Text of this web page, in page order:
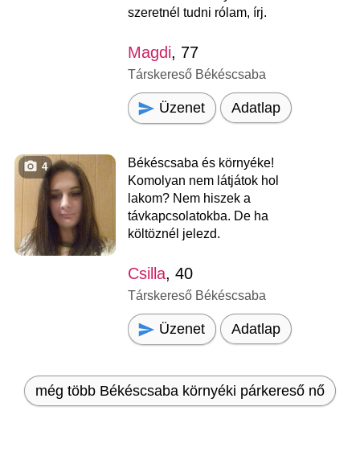
szeretnél tudni rólam, írj.
Magdi, 77
Társkereső Békéscsaba
Üzenet Adatlap
4
Békéscsaba és környéke!
Komolyan nem látjátok hol
lakom? Nem hiszek a
távkapcsolatokba. De ha
költöznél jelezd.
Csilla, 40
Társkereső Békéscsaba
Üzenet Adatlap
még több Békéscsaba környéki párkereső nő